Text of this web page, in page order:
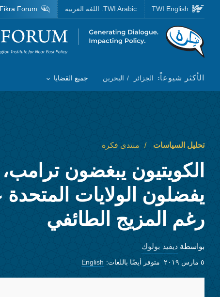
Skip to main content
Homepage
الأكثر شيوعاً: الجزائر البحرين
Toggle List of
جميع القضايا
TWI English
TWI Arabic: اللغة العربية Fikra Forum
تحليل السياسات منتدى فكرة
الكويتيون يبغضون ترامب،
يفضلون الولايات
رغم المزيج الطائفي
بواسطة ديفيد بولوك
٥ مارس ٢٠١٩ متوفر أيضًا باللغات: English